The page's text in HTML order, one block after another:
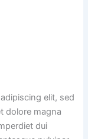
elit, sed
dolore magna
dui